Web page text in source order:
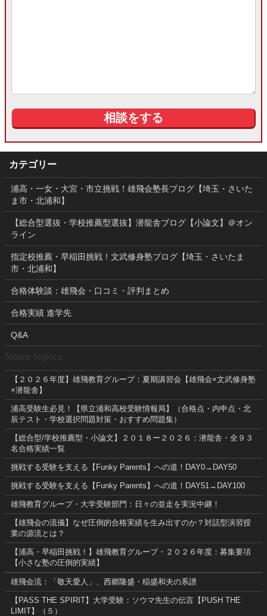
カテゴリー
浦高・一女・大宮・市立挑戦！雄飛会塾長ブログ【埼玉・さいた
ま市・北浦和】
【総合型選抜・学校推薦型選抜】潜龍舎ブログ【小論文】＠オン
ライン
指定校推薦・早稲田挑戦！文武修身塾ブログ【埼玉・さいたま
市・北浦和】
合格体験談：雄飛会・口コミ・評判まとめ
合格実績 進学先
Q&A
【２０２６年度】雄飛教育グループ：夏期講習会【雄飛会×文武修身塾
×潜龍舎】
浦高受験生必見！【県立浦和高校受験情報局】（合格点・内申点・北
辰テスト・学校選択問題対策・おすすめ問題集）
【総合型/学校推薦型・小論文】２０１８ー２０２６：潜龍舎・全９３
名合格実績一覧
挑戦する受験を支える【Funky Parents】への道！DAY0→DAY50
挑戦する受験を支える【Funky Parents】への道！DAY51→DAY100
雄飛教育グループ・大学受験部門：日々の並走を実況中継！
【雄飛会の流儀】なぜ圧倒的合格実績を生み出すのか？対話型演習授
業の源流とは？
【浦高・早稲田挑戦！】雄飛教育グループ・２０２６年度：募集要項
【小さな塾の圧倒的実績】
雄飛会流：「敬天愛人」、西郷隆盛・稲盛和夫の系譜
【PASS THE SPIRIT】大学受験：ソウマ先生の伝言【PUSH THE
LIMIT】（５）